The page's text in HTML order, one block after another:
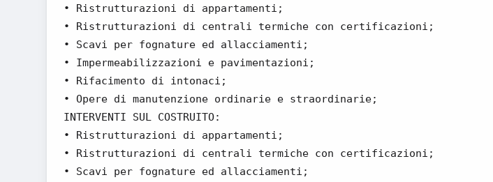
• Ristrutturazioni di appartamenti;
• Ristrutturazioni di centrali termiche con certificazioni;
• Scavi per fognature ed allacciamenti;
• Impermeabilizzazioni e pavimentazioni;
• Rifacimento di intonaci;
• Opere di manutenzione ordinarie e straordinarie;
INTERVENTI SUL COSTRUITO:
• Ristrutturazioni di appartamenti;
• Ristrutturazioni di centrali termiche con certificazioni;
• Scavi per fognature ed allacciamenti;